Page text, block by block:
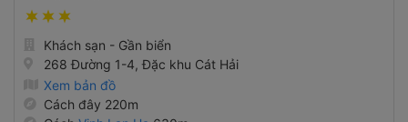
Khách sạn - Gần biển
268 Đường 1-4, Đặc khu Cát Hải
Xem bản đồ
Cách đây 220m